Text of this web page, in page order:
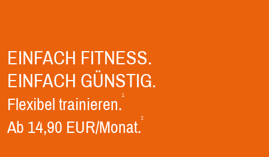
EINFACH FITNESS.
EINFACH GÜNSTIG.
Flexibel trainieren.1
Ab 14,90 EUR/Monat.2